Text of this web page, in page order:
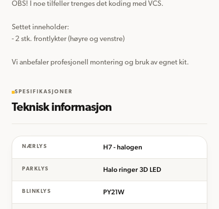
OBS! I noe tilfeller trenges det koding med VCS.
Settet inneholder:
- 2 stk. frontlykter (høyre og venstre)
Vi anbefaler profesjonell montering og bruk av egnet kit.
SPESIFIKASJONER
Teknisk informasjon
NÆRLYS H7 - halogen
PARKLYS Halo ringer 3D LED
BLINKLYS PY21W